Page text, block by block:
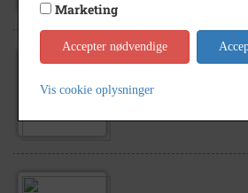
1920- 1940
Gruppebillede,
Marketing
Accepter nødvendige
Vis cookie oplysninger